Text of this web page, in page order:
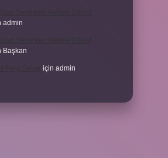
admin
Başkan
için admin